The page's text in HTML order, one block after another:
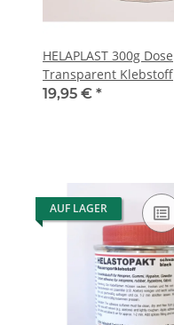
HELAPLAST 300g Dose
Transparent Klebstoff
Wassersportkleber
19,95 € *
AUF LAGER